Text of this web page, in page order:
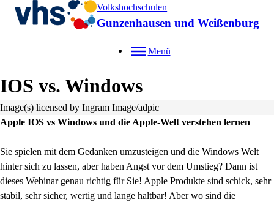
Volkshochschulen
Gunzenhausen und Weißenburg
Menü
IOS vs. Windows
Image(s) licensed by Ingram Image/adpic
Apple IOS vs Windows und die Apple-Welt verstehen lernen
Sie spielen mit dem Gedanken umzusteigen und die Windows Welt
hinter sich zu lassen, aber haben Angst vor dem Umstieg? Dann ist
dieses Webinar genau richtig für Sie! Apple Produkte sind schick, sehr
stabil, sehr sicher, wertig und lange haltbar! Aber wo sind die